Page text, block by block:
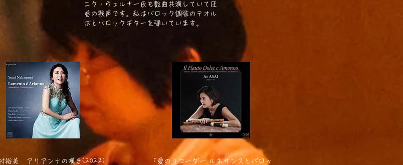
ニク・ヴェルナー氏も数曲共演していて圧
巻の歌声です。私はバロック調弦のテオル
ボとバロックギターを弾いています。
裕美 アリアンナの嘆き(2022)
「愛のリコーダー ルネサンスとバロッ